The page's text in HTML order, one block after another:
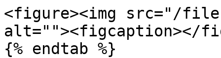
<figure><img src="/files/
alt=""><figcaption></
{% endtab %}